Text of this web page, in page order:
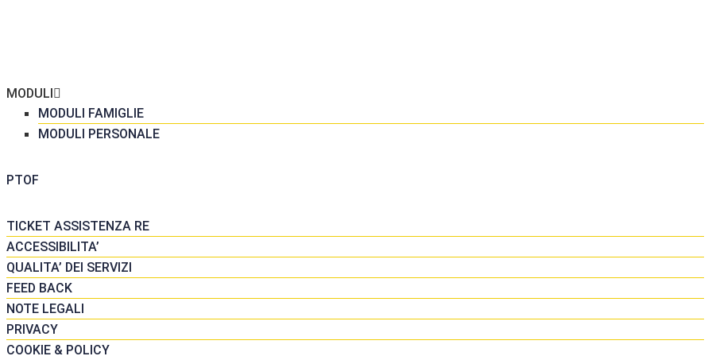
MODULI
MODULI FAMIGLIE
MODULI PERSONALE
PTOF
TICKET ASSISTENZA RE
ACCESSIBILITA’
QUALITA’ DEI SERVIZI
FEED BACK
NOTE LEGALI
PRIVACY
COOKIE & POLICY